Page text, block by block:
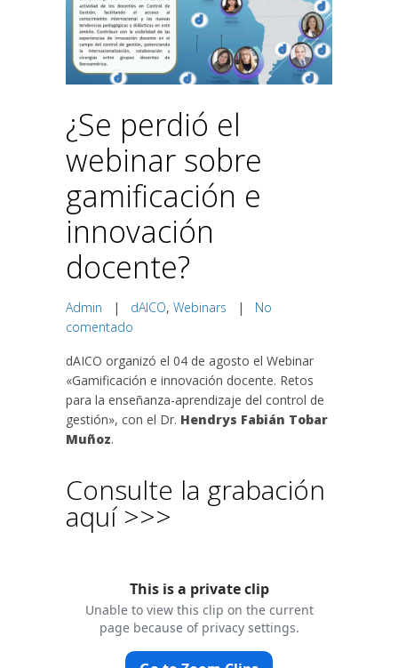
¿Se perdió el
webinar sobre
gamificación e
innovación
docente?
Admin | dAICO, Webinars | No
comentado
dAICO organizó el 04 de agosto el Webinar
«Gamificación e innovación docente. Retos
para la enseñanza-aprendizaje del control de
gestión», con el Dr. Hendrys Fabián Tobar
Muñoz.
Consulte la grabación
aquí >>>